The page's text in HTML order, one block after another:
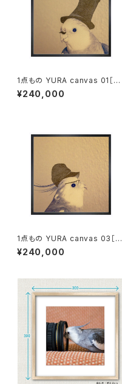
1点もの YURA canvas 01［額
装］
¥240,000
1点もの YURA canvas 03［額
装］
¥240,000